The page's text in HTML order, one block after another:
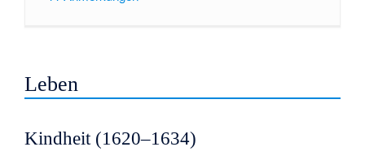
Leben
Kindheit (1620–1634)